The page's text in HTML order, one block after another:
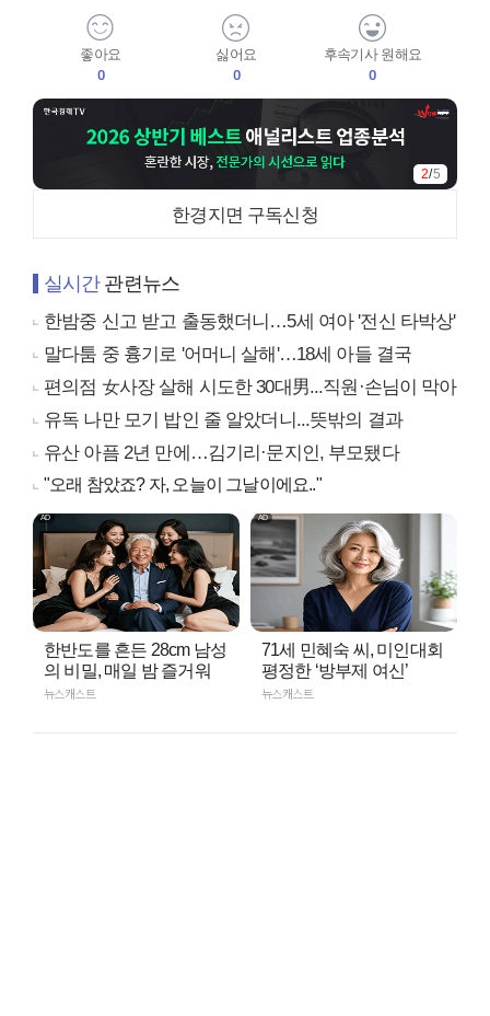
좋아요
0
싫어요
0
후속기사 원해요
0
2/5
한경지면 구독신청
실시간관련뉴스
한밤중 신고 받고 출동했더니…5세 여아 '전신 타박상'
말다툼 중 흉기로 '어머니 살해'…18세 아들 결국
편의점 女사장 살해 시도한 30대男...직원·손님이 막아
유독 나만 모기 밥인 줄 알았더니...뜻밖의 결과
유산 아픔 2년 만에…김기리·문지인, 부모됐다
"오래 참았죠? 자, 오늘이 그날이에요.."
한반도를 흔든 28cm 남성
의 비밀, 매일 밤 즐거워
뉴스캐스트
71세 민혜숙 씨, 미인대회
평정한 ‘방부제 여신’
뉴스캐스트